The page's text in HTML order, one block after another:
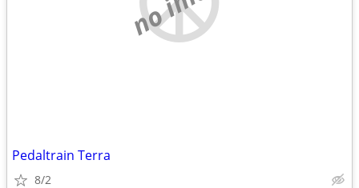
Pedaltrain Terra
8/2